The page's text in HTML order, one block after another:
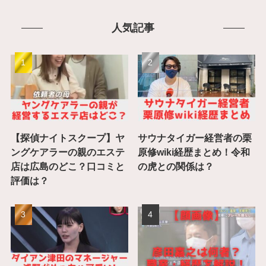
人気記事
【探偵ナイトスクープ】ヤ
ングケアラーの親のエステ
店は広島のどこ？口コミと
評価は？
サウナタイガー経営者の栗
原修wiki経歴まとめ！令和
の虎との関係は？